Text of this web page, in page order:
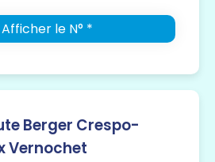
le N° *
Berger Crespo-
Vernochet